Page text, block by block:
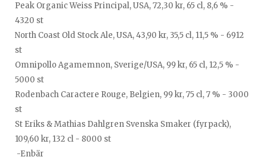
Peak Organic Weiss Principal, USA, 72,30 kr, 65 cl, 8,6 % -
4320 st
North Coast Old Stock Ale, USA, 43,90 kr, 35,5 cl, 11,5 % - 6912
st
Omnipollo Agamemnon, Sverige/USA, 99 kr, 65 cl, 12,5 % -
5000 st
Rodenbach Caractere Rouge, Belgien, 99 kr, 75 cl, 7 % - 3000
st
St Eriks & Mathias Dahlgren Svenska Smaker (fyrpack),
109,60 kr, 132 cl - 8000 st
-Enbär